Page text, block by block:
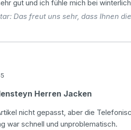
gut und ich fühle mich bei
Das freut uns sehr, dass Ihnen
Herren Jacken
nicht gepasst, aber die
war schnell und unproblematisch.